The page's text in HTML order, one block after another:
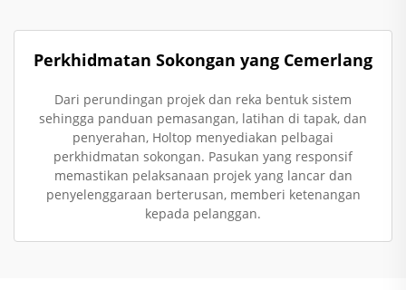
Perkhidmatan Sokongan yang Cemerlang
Dari perundingan projek dan reka bentuk sistem
sehingga panduan pemasangan, latihan di tapak, dan
penyerahan, Holtop menyediakan pelbagai
perkhidmatan sokongan. Pasukan yang responsif
memastikan pelaksanaan projek yang lancar dan
penyelenggaraan berterusan, memberi ketenangan
kepada pelanggan.